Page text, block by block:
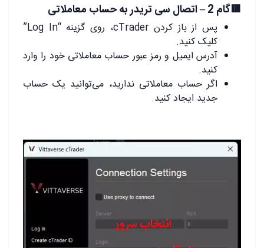
🟥گام 2 – اتصال سی تریدر به حساب معاملاتی
پس از باز کردن cTrader، روی گزینه “Log In”
کلیک کنید.
آدرس ایمیل و رمز عبور حساب معاملاتی خود را وارد
کنید.
اگر حساب معاملاتی ندارید، می‌توانید یک حساب
جدید ایجاد کنید.